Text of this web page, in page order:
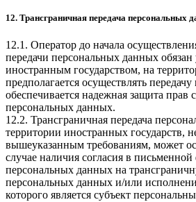
12. Трансграничная передача персональных
12.1. Оператор до начала
передачи персональных данных обязан
иностранным государством, на
предполагается осуществлять
обеспечивается надежная защита прав
персональных данных.
12.2. Трансграничная передача
территории иностранных государств,
вышеуказанным требованиям, может
случае наличия согласия в письменной
персональных данных на
персональных данных и/или
которого является субъект